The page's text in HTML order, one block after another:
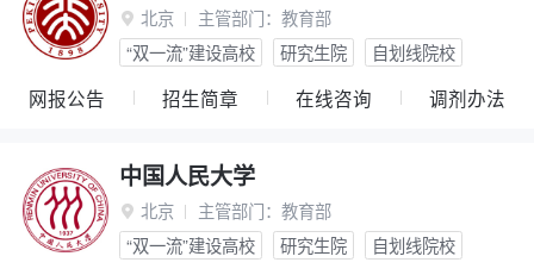
 北京 主管部门： 教育部
“双一流”建设高校
研究生院 自划线院校
网报公告 招生简章 在线咨询 调剂办法
中国人民大学
 北京 主管部门： 教育部
“双一流”建设高校
研究生院 自划线院校